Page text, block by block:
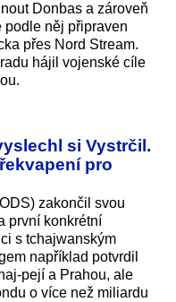
Donbas a zároveň
podle něj připraven
přes Nord Stream.
hájil vojenské cíle
si Vystrčil.
pro
zakončil svou
první konkrétní
s tchajwanským
například potvrdil
pejí a Prahou, ale
o více než miliardu